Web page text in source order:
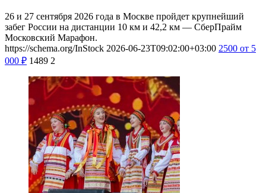
26 и 27 сентября 2026 года в Москве пройдет крупнейший
забег России на дистанции 10 км и 42,2 км — СберПрайм
Московский Марафон.
https://schema.org/InStock 2026-06-23T09:02:00+03:00 2500 от 5
000 ₽ 1489 2